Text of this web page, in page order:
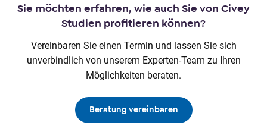
Sie möchten erfahren, wie auch Sie von Civey
Studien profitieren können?
Vereinbaren Sie einen Termin und lassen Sie sich
unverbindlich von unserem Experten-Team zu Ihren
Möglichkeiten beraten.
Beratung vereinbaren